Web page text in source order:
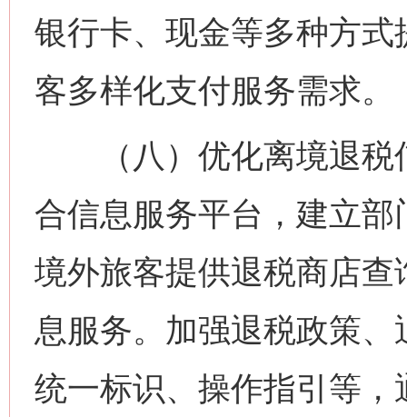
银行卡、现金等多种方
客多样化支付服务需求。
（八）优化离境退税
合信息服务平台，建立
境外旅客提供退税商店查
息服务。加强退税政策
统一标识、操作指引等